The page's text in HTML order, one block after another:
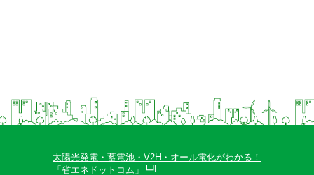
太陽光発電・蓄電池・V2H・オール電化がわかる！
「省エネドットコム」